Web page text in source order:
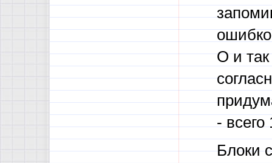
О и так
-
Блоки